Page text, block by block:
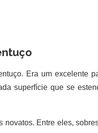
Era um excelente
superfície que se
Entre eles,